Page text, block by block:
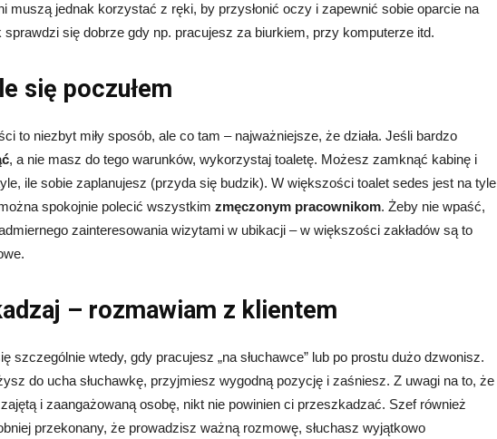
muszą jednak korzystać z ręki, by przysłonić oczy i zapewnić sobie oparcie na
się dobrze gdy np. pracujesz za biurkiem, przy komputerze itd.
się poczułem
to niezbyt miły sposób, ale co tam – najważniejsze, że działa. Jeśli bardzo
, a nie masz do tego warunków, wykorzystaj toaletę. Możesz zamknąć kabinę i
ile sobie zaplanujesz (przyda się budzik). W większości toalet sedes jest na tyle
spokojnie polecić wszystkim zmęczonym pracownikom. Żeby nie wpaść,
zainteresowania wizytami w ubikacji – w większości zakładów są to
– rozmawiam z klientem
szczególnie wtedy, gdy pracujesz „na słuchawce” lub po prostu dużo dzwonisz.
do ucha słuchawkę, przyjmiesz wygodną pozycję i zaśniesz. Z uwagi na to, że
i zaangażowaną osobę, nikt nie powinien ci przeszkadzać. Szef również
przekonany, że prowadzisz ważną rozmowę, słuchasz wyjątkowo